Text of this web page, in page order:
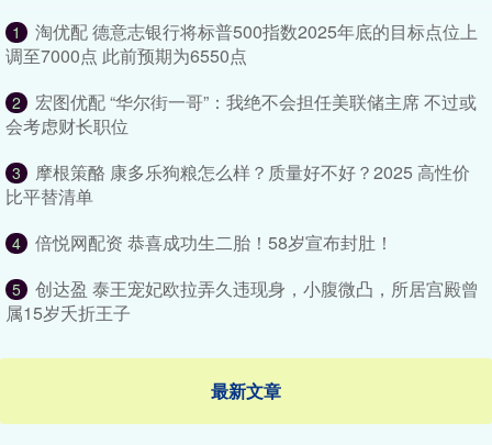
1
淘优配 德意志银行将标普500指数2025年底的目标点位上
调至7000点 此前预期为6550点
2
宏图优配 “华尔街一哥”：我绝不会担任美联储主席 不过或
会考虑财长职位
3
摩根策酪 康多乐狗粮怎么样？质量好不好？2025 高性价
比平替清单
4 倍悦网配资 恭喜成功生二胎！58岁宣布封肚！
5
创达盈 泰王宠妃欧拉弄久违现身，小腹微凸，所居宫殿曾
属15岁夭折王子
最新文章